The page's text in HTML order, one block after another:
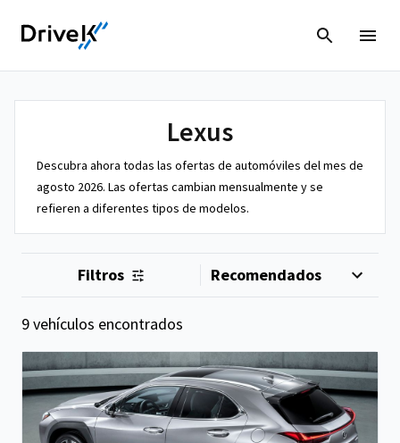
Lexus
Descubra ahora todas las ofertas de automóviles del mes de
agosto 2026. Las ofertas cambian mensualmente y se
refieren a diferentes tipos de modelos.
Filtros
9 vehículos encontrados